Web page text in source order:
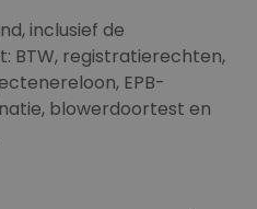
inclusief de
BTW, registratierechten,
EPB-
blowerdoortest en